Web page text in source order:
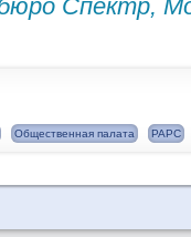
Спектр,
Общественная палата РАРС